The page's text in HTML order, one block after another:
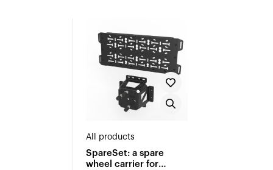
All products
SpareSet: a spare
wheel carrier for